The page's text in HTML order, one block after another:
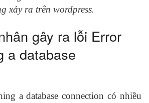
xảy ra trên wordpress.
gây ra lỗi Error
a database
a database connection có nhiều